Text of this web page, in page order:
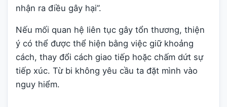
nhận ra điều gây hại”.
Nếu mối quan hệ liên tục gây tổn thương, thiện
ý có thể được thể hiện bằng việc giữ khoảng
cách, thay đổi cách giao tiếp hoặc chấm dứt sự
tiếp xúc. Từ bi không yêu cầu ta đặt mình vào
nguy hiểm.